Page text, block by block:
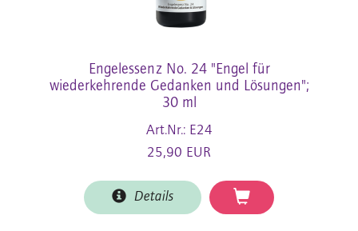
Engelessenz No. 24 "Engel für
wiederkehrende Gedanken und Lösungen";
30 ml
Art.Nr.: E24
25,90 EUR
Details